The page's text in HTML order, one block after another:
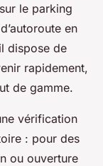
le parking
en
dispose de
rapidement,
de gamme.
vérification
: pour des
ou ouverture